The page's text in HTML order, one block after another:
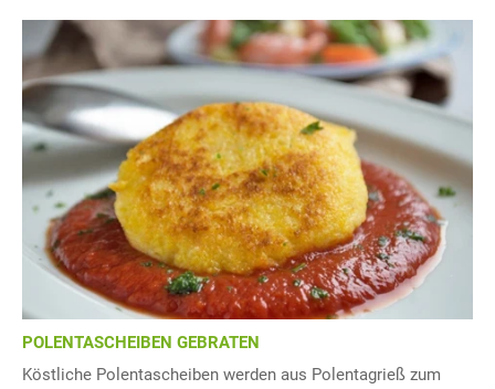
POLENTASCHEIBEN GEBRATEN
Köstliche Polentascheiben werden aus Polentagrieß zum